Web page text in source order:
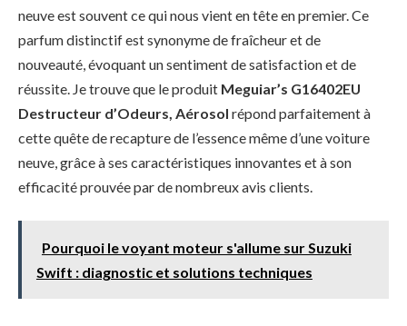
neuve est souvent ce qui nous vient en tête en premier. Ce
parfum distinctif est synonyme de fraîcheur et de
nouveauté, évoquant un sentiment de satisfaction et de
réussite. Je trouve que le produit Meguiar’s G16402EU
Destructeur d’Odeurs, Aérosol répond parfaitement à
cette quête de recapture de l’essence même d’une voiture
neuve, grâce à ses caractéristiques innovantes et à son
efficacité prouvée par de nombreux avis clients.
Pourquoi le voyant moteur s'allume sur Suzuki
Swift : diagnostic et solutions techniques